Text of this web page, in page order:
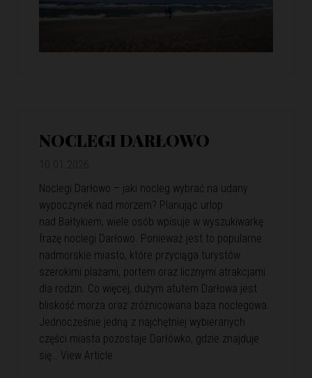
NOCLEGI DARŁOWO
Noclegi Darłowo – jaki nocleg wybrać na udany
wypoczynek nad morzem? Planując urlop
nad Bałtykiem, wiele osób wpisuje w wyszukiwarkę
frazę noclegi Darłowo. Ponieważ jest to popularne
nadmorskie miasto, które przyciąga turystów
szerokimi plażami, portem oraz licznymi atrakcjami
dla rodzin. Co więcej, dużym atutem Darłowa jest
bliskość morza oraz zróżnicowana baza noclegowa.
Jednocześnie jedną z najchętniej wybieranych
części miasta pozostaje Darłówko, gdzie znajduje
się… View Article